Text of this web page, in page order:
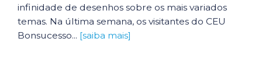
infinidade de desenhos sobre os mais variados
temas. Na última semana, os visitantes do CEU
Bonsucesso... [saiba mais]